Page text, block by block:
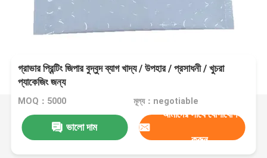
গ্রাভার প্রিন্টিং জিপার বুদ্বুদ ব্যাগ খাদ্য / উপহার / প্রসাধনী / খুচরা
প্যাকেজিং জন্য
MOQ：5000 মূল্য：negotiable
ভালো দাম
আমাদের সাথে যোগাযোগ
করুন